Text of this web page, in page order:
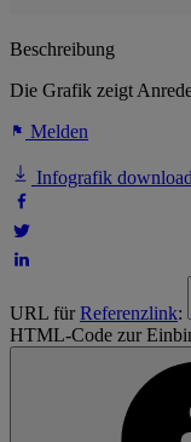
Beschreibung
Die Grafik zeigt
Melden
Infografik
URL fürReferenzlink:
HTML-Code zur